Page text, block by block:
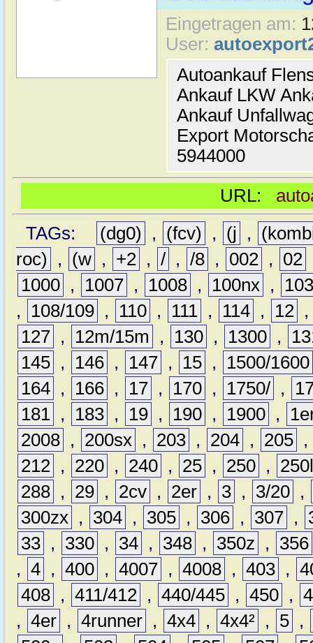
Eingetragen am:
User:
Autoankauf
Ankauf LKW
Ankauf
Export
5944000
URL:
TAGs:
(dg0) , (fcv) , (j ,
roc)
, (w , +2 , / , /8 , 002 , 02
1000 , 1007 , 1008 , 100nx ,
,
108/109 , 110 , 111 , 114 , 12
127 , 12m/15m , 130 , 1300 ,
145 , 146 , 147 , 15 ,
1500/1600
164 , 166 , 17 , 170 , 1750/ ,
181 , 183 , 19 , 190 , 1900 ,
2008 , 200sx , 203 , 204 , 205 ,
212 , 220 , 240 , 25 , 250 ,
288 , 29 , 2cv , 2er , 3 , 3/20 ,
300zx , 304 , 305 , 306 , 307 ,
33 , 330 , 34 , 348 , 350z ,
356
, 4 , 400 , 4007 , 4008 , 403 ,
408 , 411/412 , 440/445 , 450 ,
, 4er , 4runner , 4x4 , 4x4² , 5 ,